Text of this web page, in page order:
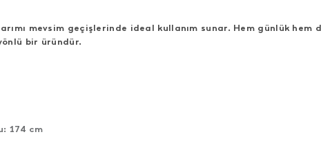
mevsim geçişlerinde ideal kullanım sunar. Hem günlük hem
bir üründür.
174 cm